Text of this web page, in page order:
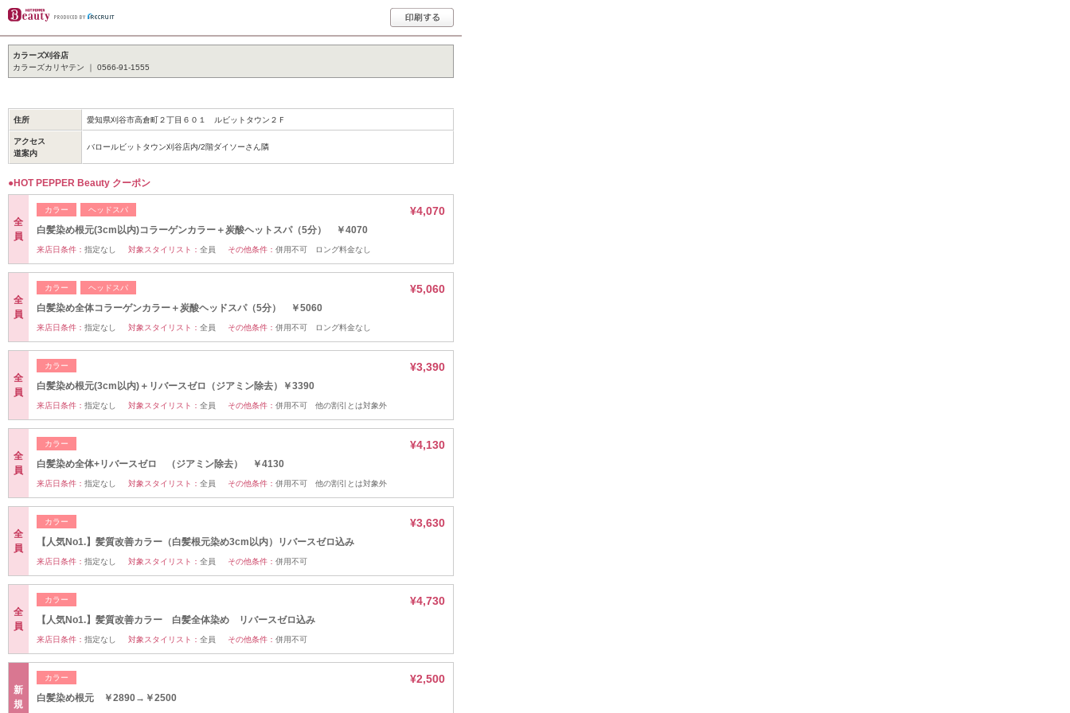
カラーズ刈谷店
カラーズカリヤテン ｜ 0566-91-1555
住所 愛知県刈谷市高倉町２丁目６０１ ルビットタウン２Ｆ
アクセス
道案内
バロールビットタウン刈谷店内/2階ダイソーさん隣
●HOT PEPPER Beauty クーポン
全
員
カラー ヘッドスパ
白髪染め根元(3cm以内)コラーゲンカラー＋炭酸ヘットスパ（5分） ￥4070
¥4,070
来店日条件： 指定なし 対象スタイリスト： 全員 その他条件： 併用不可 ロング料金なし
全
員
カラー ヘッドスパ
白髪染め全体コラーゲンカラー＋炭酸ヘッドスパ（5分） ￥5060
¥5,060
来店日条件： 指定なし 対象スタイリスト： 全員 その他条件： 併用不可 ロング料金なし
全
員
カラー
白髪染め根元(3cm以内)＋リバースゼロ（ジアミン除去）￥3390
¥3,390
来店日条件： 指定なし 対象スタイリスト： 全員 その他条件： 併用不可 他の割引とは対象外
全
員
カラー
白髪染め全体+リバースゼロ （ジアミン除去） ￥4130
¥4,130
来店日条件： 指定なし 対象スタイリスト： 全員 その他条件： 併用不可 他の割引とは対象外
全
員
カラー
【人気No1.】髪質改善カラー（白髪根元染め3cm以内）リバースゼロ込み
¥3,630
来店日条件： 指定なし 対象スタイリスト： 全員 その他条件： 併用不可
全
員
カラー
【人気No1.】髪質改善カラー 白髪全体染め リバースゼロ込み
¥4,730
来店日条件： 指定なし 対象スタイリスト： 全員 その他条件： 併用不可
新
規
カラー
白髪染め根元 ￥2890→￥2500
¥2,500